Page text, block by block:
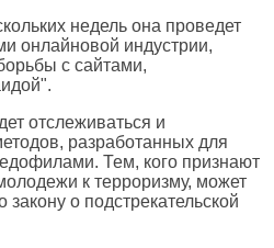
недель она проведет
онлайновой индустрии,
с сайтами,
отслеживаться и
разработанных для
Тем, кого признают
к терроризму, может
закону о подстрекательской